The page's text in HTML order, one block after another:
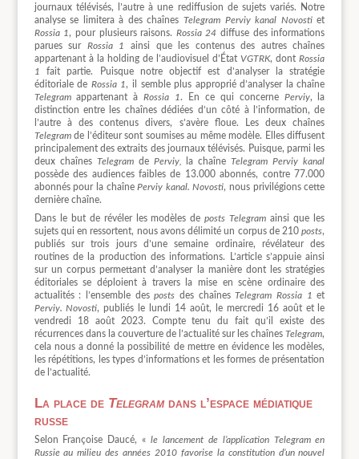
journaux télévisés, l’autre à une rediffusion de sujets variés. Notre
analyse se limitera à des chaînesTelegram Perviy kanal Novostiet
Rossia 1, pour plusieurs raisons. Rossia 24 diffuse des informations
parues sur Rossia 1
ainsi que les contenus des autres chaînes
appartenant à la holding de l’audiovisuel d’ÉtatVGTRK, dontRossia
1
fait partie. Puisque notre objectif est d’analyser la stratégie
éditoriale de Rossia 1, il semble plus approprié d’analyser la chaîne
Telegramappartenant àRossia 1. En ce qui concerne Perviy, la
distinction entre les chaînes dédiées d’un côté à l’information, de
l’autre à des contenus divers, s’avère floue. Les deux chaînes
Telegramde l’éditeur sont soumises au même modèle. Elles diffusent
principalement des extraits des journaux télévisés. Puisque, parmi les
deux chaînes Telegramde Perviy, la chaîneTelegram Perviy kanal
possède des audiences faibles de 13.000 abonnés, contre 77.000
abonnés pour la chaînePerviy kanal. Novosti, nous privilégions cette
dernière chaîne.
Dans le but de révéler les modèles deposts Telegram ainsi que les
sujets qui en ressortent, nous avons délimité un corpus de 210posts,
publiés sur trois jours d’une semaine ordinaire, révélateur des
routines de la production des informations. L’article s’appuie ainsi
sur un corpus permettant d’analyser la manière dont les stratégies
éditoriales se déploient à travers la mise en scène ordinaire des
actualités : l’ensemble desposts des chaînesTelegram Rossia 1 et
Perviy. Novosti, publiés le lundi 14 août, le mercredi 16 août et le
vendredi 18 août 2023. Compte tenu du fait qu’il existe des
récurrences dans la couverture de l’actualité sur les chaînesTelegram,
cela nous a donné la possibilité de mettre en évidence les modèles,
les répétitions, les types d’informations et les formes de présentation
de l’actualité.
La place de Telegramdans l’espace médiatique
russe
Selon Françoise Daucé, «le lancement de l’application Telegram en
Russie au milieu des années 2010 favorise la constitution d’un nouvel